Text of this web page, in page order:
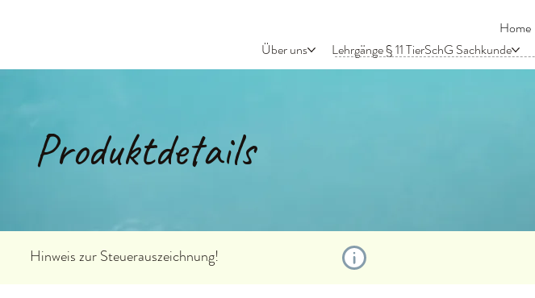
Über uns Lehrgänge § 11 TierSchG Sachkunde
Home
Produktdetails
Hinweis zur Steuerauszeichnung!